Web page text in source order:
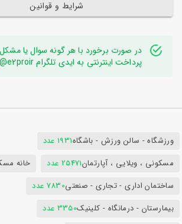
شرایط و قوانین
در صورت برخورد با هر گونه سوال یا
پرداخت اینترنتی به ایدی تلگرام e2proir@ پیغام بفرستید
ورزشگاه - سالن ورزش - باشگاه1931 عدد
مسکونی ، ویلایی ، آپارتمان25471 عدد خانه
ساختمان اداری - تجاری - صنعتی7830 عدد
بیمارستان - درمانگاه - کلینیک3350 عدد